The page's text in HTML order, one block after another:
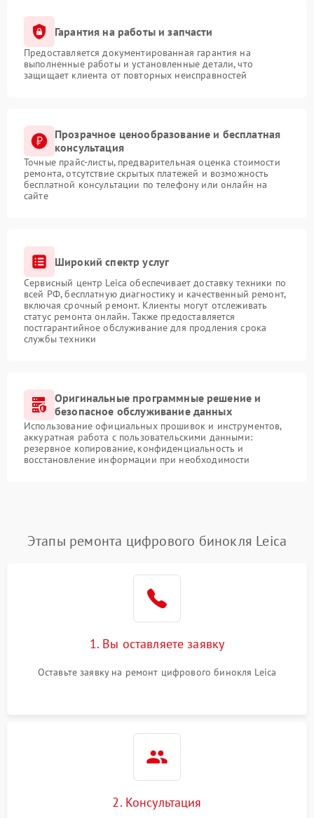
Гарантия на работы и запчасти
Предоставляется документированная гарантия на
выполненные работы и установленные детали, что
защищает клиента от повторных неисправностей
Прозрачное ценообразование и бесплатная
консультация
Точные прайс-листы, предварительная оценка стоимости
ремонта, отсутствие скрытых платежей и возможность
бесплатной консультации по телефону или онлайн на
сайте
Широкий спектр услуг
Сервисный центр Leica обеспечивает доставку техники по
всей РФ, бесплатную диагностику и качественный ремонт,
включая срочный ремонт. Клиенты могут отслеживать
статус ремонта онлайн. Также предоставляется
постгарантийное обслуживание для продления срока
службы техники
Оригинальные программные решение и
безопасное обслуживание данных
Использование официальных прошивок и инструментов,
аккуратная работа с пользовательскими данными:
резервное копирование, конфиденциальность и
восстановление информации при необходимости
Этапы ремонта цифрового бинокля Leica
1. Вы оставляете заявку
Оставьте заявку на ремонт цифрового бинокля Leica
2. Консультация